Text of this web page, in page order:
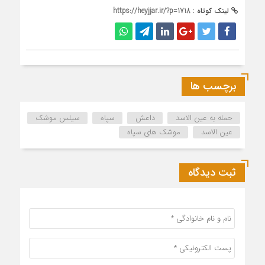
لینک کوتاه : https://heyjjar.ir/?p=1718
برچسب ها
حمله به عین الاسد داعش سپاه
سیلس موشک
عین الاسد
موشک های سپاه
ثبت دیدگاه